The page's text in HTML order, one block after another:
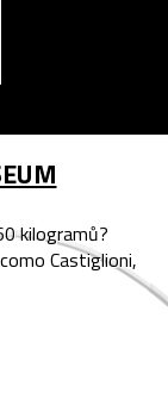
kilogramů?
Castiglioni,